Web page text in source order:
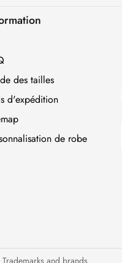
des tailles
d'expédition
de robe